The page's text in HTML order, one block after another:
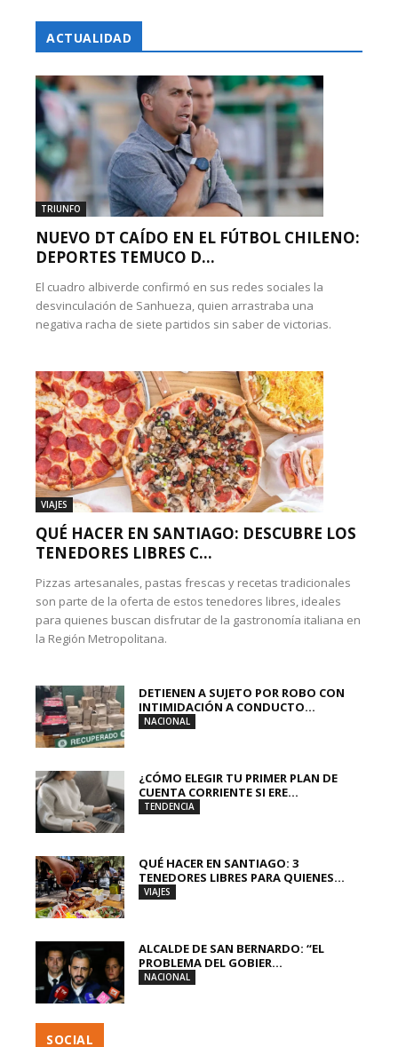
ACTUALIDAD
TRIUNFO
NUEVO DT CAÍDO EN EL FÚTBOL CHILENO:
DEPORTES TEMUCO D...
El cuadro albiverde confirmó en sus redes sociales la
desvinculación de Sanhueza, quien arrastraba una
negativa racha de siete partidos sin saber de victorias.
VIAJES
QUÉ HACER EN SANTIAGO: DESCUBRE LOS
TENEDORES LIBRES C...
Pizzas artesanales, pastas frescas y recetas tradicionales
son parte de la oferta de estos tenedores libres, ideales
para quienes buscan disfrutar de la gastronomía italiana en
la Región Metropolitana.
DETIENEN A SUJETO POR ROBO CON
INTIMIDACIÓN A CONDUCTO...
NACIONAL
¿CÓMO ELEGIR TU PRIMER PLAN DE
CUENTA CORRIENTE SI ERE...
TENDENCIA
QUÉ HACER EN SANTIAGO: 3
TENEDORES LIBRES PARA QUIENES...
VIAJES
ALCALDE DE SAN BERNARDO: “EL
PROBLEMA DEL GOBIER...
NACIONAL
SOCIAL